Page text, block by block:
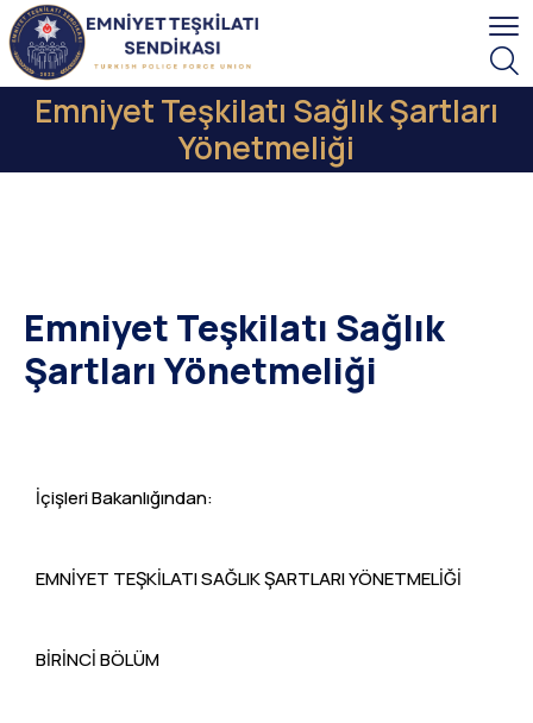
Emniyet Teşkilatı Sağlık Şartları
Yönetmeliği
Emniyet Teşkilatı Sağlık
Şartları Yönetmeliği
İçişleri Bakanlığından:
EMNİYET TEŞKİLATI SAĞLIK ŞARTLARI YÖNETMELİĞİ
BİRİNCİ BÖLÜM